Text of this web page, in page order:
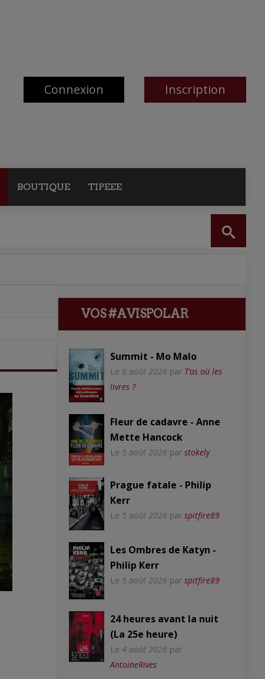
Connexion Inscription
BOUTIQUE TIPEEE
VOS #AVISPOLAR
Summit - Mo Malo
Le 6 août 2026 par T’as où les
livres ?
Fleur de cadavre - Anne
Mette Hancock
Le 5 août 2026 par stokely
Prague fatale - Philip
Kerr
Le 5 août 2026 par spitfire89
Les Ombres de Katyn -
Philip Kerr
Le 5 août 2026 par spitfire89
24 heures avant la nuit
(La 25e heure)
Le 4 août 2026 par
AntoineRives